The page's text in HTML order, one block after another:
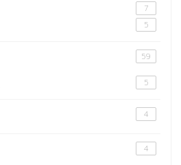
7
5
59
5
4
4